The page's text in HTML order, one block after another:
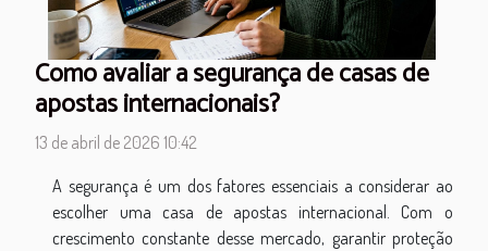
Como avaliar a segurança de casas de
apostas internacionais?
13 de abril de 2026 10:42
A segurança é um dos fatores essenciais a considerar ao
escolher uma casa de apostas internacional. Com o
crescimento constante desse mercado, garantir proteção